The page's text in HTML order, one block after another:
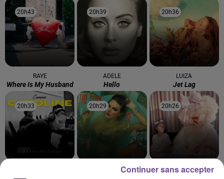
20h43
20h43
RAYE
Where Is My Husband
20h39
20h39
ADELE
Hello
20h36
20h36
LUIZA
Jet Lag
20h33
20h33 20h29
20h29
TAYLOR SWIFT
20h26
20h26
SIA
Continuer sans accepter